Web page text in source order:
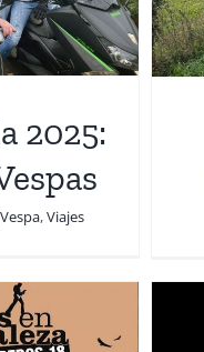
2025:
Vespa,Viajes
2024